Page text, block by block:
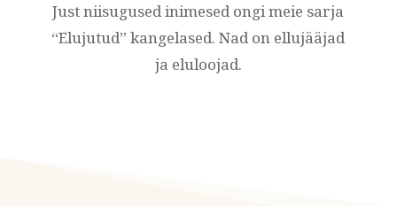
Just niisugused inimesed ongi meie sarja
“Elujutud” kangelased. Nad on ellujääjad
ja eluloojad.